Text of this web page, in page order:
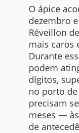
O ápice
dezembro
Réveillon
mais caros
Durante
podem
dígitos,
no porto de
precisam
meses —
de